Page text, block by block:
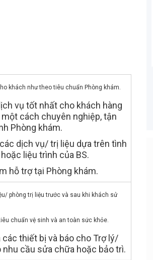
như theo tiêu chuẩn Phòng khám.
vụ tốt nhất cho khách hàng
cách chuyên nghiệp, tận
Phòng khám.
dịch vụ/ trị liệu dựa trên tình
liệu trình của BS.
trợ tại Phòng khám.
phòng trị liệu trước và sau khi khách sử
chuẩn vệ sinh và an toàn sức khỏe.
thiết bị và báo cho Trợ lý/
nhu cầu sửa chữa hoặc bảo trì.
Bạn Ơi Chú Ý
MIỄN PHÍ cho ứng viên, vì vậy công ty
khuyến cáo các bạn khi ứng tuyển
tuyệt đối KHÔNG NỘP BẤT KỲ KHOẢN
TIỀN NÀO, bất kể là tiền đồng phục, giữ
vị trí, hay phí phỏng vấn...